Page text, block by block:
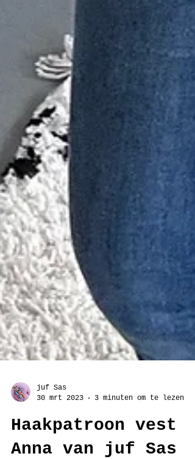
juf Sas
30 mrt 2023
3 minuten om te lezen